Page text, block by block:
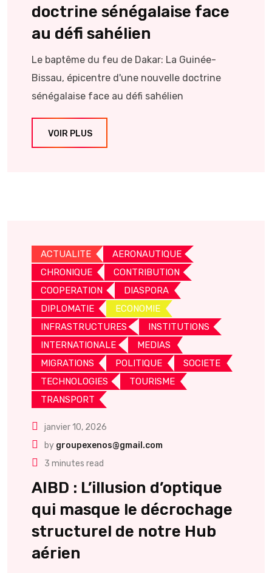
doctrine sénégalaise face
au défi sahélien
Le baptême du feu de Dakar: La Guinée-
Bissau, épicentre d'une nouvelle doctrine
sénégalaise face au défi sahélien
VOIR PLUS
ACTUALITE
AERONAUTIQUE
CHRONIQUE
CONTRIBUTION
COOPERATION
DIASPORA
DIPLOMATIE
ECONOMIE
INFRASTRUCTURES
INSTITUTIONS
INTERNATIONALE
MEDIAS
MIGRATIONS
POLITIQUE
SOCIETE
TECHNOLOGIES
TOURISME
TRANSPORT
janvier 10, 2026
by groupexenos@gmail.com
3 minutes read
AIBD : L’illusion d’optique
qui masque le décrochage
structurel de notre Hub
aérien